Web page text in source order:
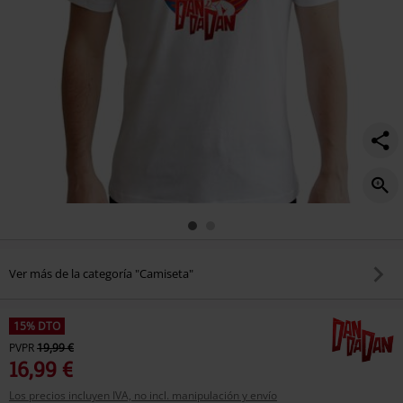
Ver más de la categoría "Camiseta"
15% DTO
PVPR19,99 €
16,99 €
Los precios incluyen IVA, no incl. manipulación y envío